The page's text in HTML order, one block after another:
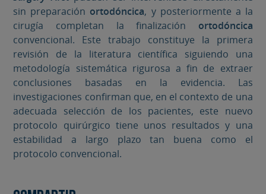
sin preparación ortodóncica, y posteriormente a la
cirugía completan la finalización ortodóncica
convencional. Este trabajo constituye la primera
revisión de la literatura científica siguiendo una
metodología sistemática rigurosa a fin de extraer
conclusiones basadas en la evidencia. Las
investigaciones confirman que, en el contexto de una
adecuada selección de los pacientes, este nuevo
protocolo quirúrgico tiene unos resultados y una
estabilidad a largo plazo tan buena como el
protocolo convencional.